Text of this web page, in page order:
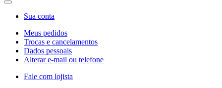
Sua conta
Meus pedidos
Trocas e cancelamentos
Dados pessoais
Alterar e-mail ou telefone
Fale com lojista